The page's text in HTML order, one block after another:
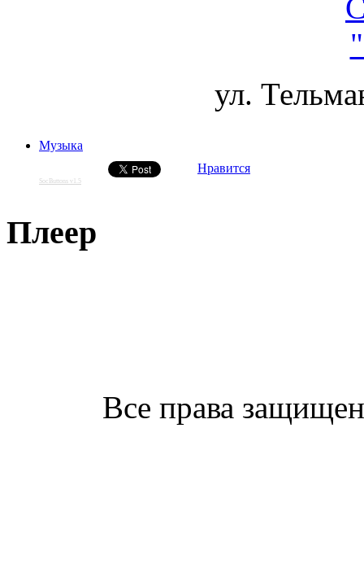
ул.
Музыка
Нравится
SocButtons v1.5
Плеер
Все права